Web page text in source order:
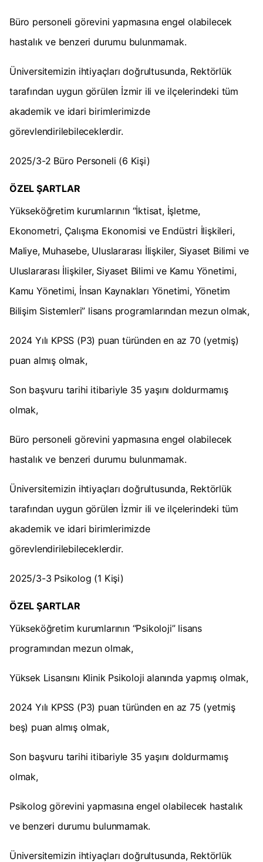
Büro personeli görevini yapmasına engel olabilecek
hastalık ve benzeri durumu bulunmamak.
Üniversitemizin ihtiyaçları doğrultusunda, Rektörlük
tarafından uygun görülen İzmir ili ve ilçelerindeki tüm
akademik ve idari birimlerimizde
görevlendirilebileceklerdir.
2025/3-2 Büro Personeli (6 Kişi)
ÖZEL ŞARTLAR
Yükseköğretim kurumlarının “İktisat, İşletme,
Ekonometri, Çalışma Ekonomisi ve Endüstri İlişkileri,
Maliye, Muhasebe, Uluslararası İlişkiler, Siyaset Bilimi ve
Uluslararası İlişkiler, Siyaset Bilimi ve Kamu Yönetimi,
Kamu Yönetimi, İnsan Kaynakları Yönetimi, Yönetim
Bilişim Sistemleri” lisans programlarından mezun olmak,
2024 Yılı KPSS (P3) puan türünden en az 70 (yetmiş)
puan almış olmak,
Son başvuru tarihi itibariyle 35 yaşını doldurmamış
olmak,
Büro personeli görevini yapmasına engel olabilecek
hastalık ve benzeri durumu bulunmamak.
Üniversitemizin ihtiyaçları doğrultusunda, Rektörlük
tarafından uygun görülen İzmir ili ve ilçelerindeki tüm
akademik ve idari birimlerimizde
görevlendirilebileceklerdir.
2025/3-3 Psikolog (1 Kişi)
ÖZEL ŞARTLAR
Yükseköğretim kurumlarının “Psikoloji” lisans
programından mezun olmak,
Yüksek Lisansını Klinik Psikoloji alanında yapmış olmak,
2024 Yılı KPSS (P3) puan türünden en az 75 (yetmiş
beş) puan almış olmak,
Son başvuru tarihi itibariyle 35 yaşını doldurmamış
olmak,
Psikolog görevini yapmasına engel olabilecek hastalık
ve benzeri durumu bulunmamak.
Üniversitemizin ihtiyaçları doğrultusunda, Rektörlük